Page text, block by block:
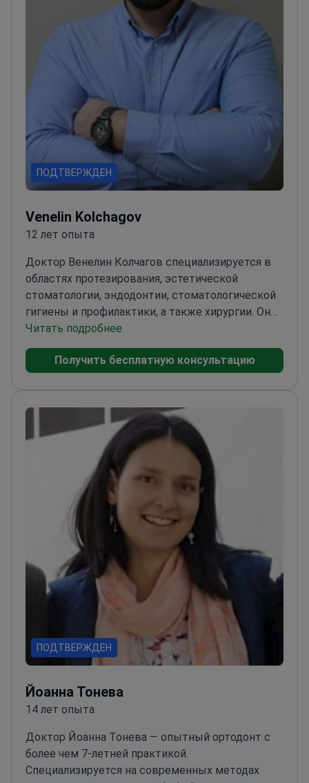
ПОДТВЕРЖДЕН
Venelin Kolchagov
12 лет опыта
Доктор Венелин Колчагов специализируется в
областях протезирования, эстетической
стоматологии, эндодонтии, стоматологической
гигиены и профилактики, а также хирургии. Он
владеет навыками общей стоматологии,
дентальной имплантологии и протезирования
зубов. Он выполняет различные операции,
лечение корневых каналов, удаление зубов
мудрости, удлинение коронок, коррекцию
формы зубов, чистку зубов (скейлинг), бондинг
зубов, установку коронок из диоксида циркония,
композитные виниры, отбеливание зубов,
установку фарфоровых коронок и
протезирование.
Читать подробнее
Получить бесплатную консультацию
ПОДТВЕРЖДЕН
Йоанна Тонева
14 лет опыта
Доктор Йоанна Тонева — опытный ортодонт с
более чем 7-летней практикой.
Специализируется на современных методах